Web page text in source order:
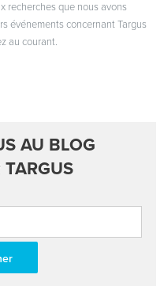
recherches que nous avons
événements concernant Targus
au courant.
AU BLOG
TARGUS